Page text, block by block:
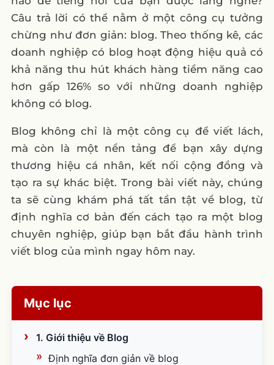
Câu trả lời có thể nằm ở một công cụ tưởng
chừng như đơn giản: blog. Theo thống kê, các
doanh nghiệp có blog hoạt động hiệu quả có
khả năng thu hút khách hàng tiềm năng cao
hơn gấp 126% so với những doanh nghiệp
không có blog.
Blog không chỉ là một công cụ để viết lách,
mà còn là một nền tảng để bạn xây dựng
thương hiệu cá nhân, kết nối cộng đồng và
tạo ra sự khác biệt. Trong bài viết này, chúng
ta sẽ cùng khám phá tất tần tật về blog, từ
định nghĩa cơ bản đến cách tạo ra một blog
chuyên nghiệp, giúp bạn bắt đầu hành trình
viết blog của mình ngay hôm nay.
Mục lục
1. Giới thiệu về Blog
Định nghĩa đơn giản về blog